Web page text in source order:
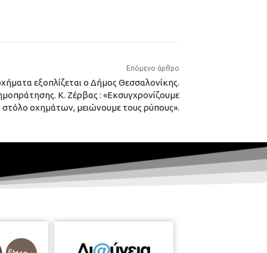
Επόμενο άρθρο
εξοπλίζεται ο Δήμος Θεσσαλονίκης.
Κ. Ζέρβας : «Εκσυγχρονίζουμε
στόλο οχημάτων, μειώνουμε τους ρύπους».